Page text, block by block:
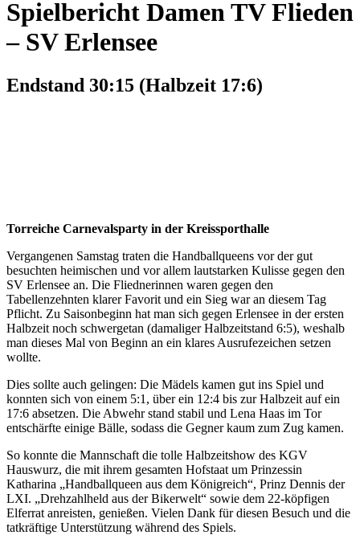
Spielbericht Damen TV Flieden
– SV Erlensee
Endstand 30:15 (Halbzeit 17:6)
Torreiche Carnevalsparty in der Kreissporthalle
Vergangenen Samstag traten die Handballqueens vor der gut
besuchten heimischen und vor allem lautstarken Kulisse gegen den
SV Erlensee an. Die Fliednerinnen waren gegen den
Tabellenzehnten klarer Favorit und ein Sieg war an diesem Tag
Pflicht. Zu Saisonbeginn hat man sich gegen Erlensee in der ersten
Halbzeit noch schwergetan (damaliger Halbzeitstand 6:5), weshalb
man dieses Mal von Beginn an ein klares Ausrufezeichen setzen
wollte.
Dies sollte auch gelingen: Die Mädels kamen gut ins Spiel und
konnten sich von einem 5:1, über ein 12:4 bis zur Halbzeit auf ein
17:6 absetzen. Die Abwehr stand stabil und Lena Haas im Tor
entschärfte einige Bälle, sodass die Gegner kaum zum Zug kamen.
So konnte die Mannschaft die tolle Halbzeitshow des KGV
Hauswurz, die mit ihrem gesamten Hofstaat um Prinzessin
Katharina „Handballqueen aus dem Königreich“, Prinz Dennis der
LXI. „Drehzahlheld aus der Bikerwelt“ sowie dem 22-köpfigen
Elferrat anreisten, genießen. Vielen Dank für diesen Besuch und die
tatkräftige Unterstützung während des Spiels.